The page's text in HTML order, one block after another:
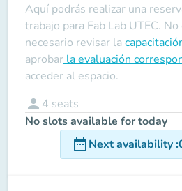
Aquí podrás realizar una
trabajo para Fab Lab UTEC.
necesario revisar la
aprobar la evaluación
acceder al espacio.
person 4 seats
No slots available for today
date_rangeNext availability: